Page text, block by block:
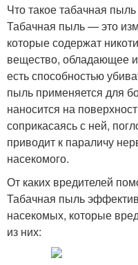
Пыль на растения
Пыль против
вредителей
Пыль в огороде
Пыль для применения
Что такое табачная
Табачная пыль — это
которые содержат
вещество, обладающее
есть способностью
пыль применяется для
наносится на
соприкасаясь с ней,
приводит к параличу
насекомого.
От каких вредителей
Табачная пыль
насекомых, которые
из них: